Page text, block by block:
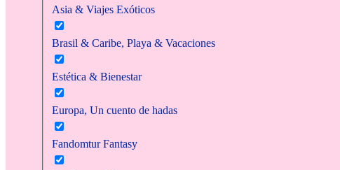
Asia & Viajes Exóticos
Brasil & Caribe, Playa & Vacaciones
Estética & Bienestar
Europa, Un cuento de hadas
Fandomtur Fantasy